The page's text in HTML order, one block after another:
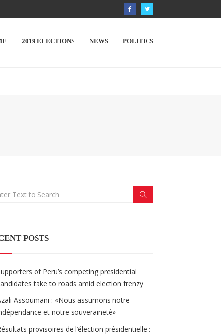
2019 ELECTIONS NEWS POLITICS
POSTS
of Peru’s competing presidential
take to roads amid election frenzy
Assoumani : «Nous assumons notre
et notre souveraineté»
provisoires de l’élection présidentielle :